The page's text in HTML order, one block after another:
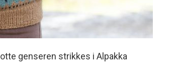
genseren strikkes i Alpakka